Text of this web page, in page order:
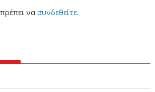
πρέπει νασυνδεθείτε.